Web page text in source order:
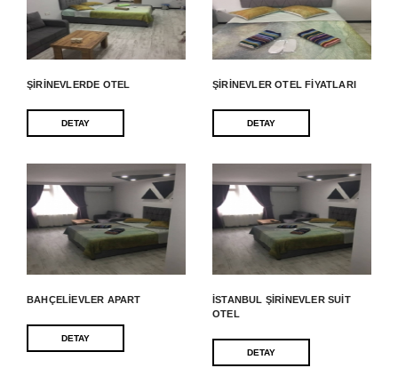
ŞIRINEVLERDE OTEL
DETAY
ŞIRINEVLER OTEL FIYATLARI
DETAY
BAHÇELIEVLER APART
DETAY
İSTANBUL ŞIRINEVLER SUIT
OTEL
DETAY